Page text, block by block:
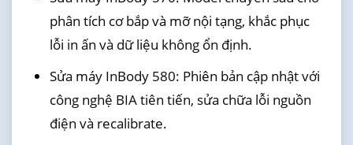
phân tích cơ bắp và mỡ nội tạng, khắc phục
lỗi in ấn và dữ liệu không ổn định.
Sửa máy InBody 580: Phiên bản cập nhật với
công nghệ BIA tiên tiến, sửa chữa lỗi nguồn
điện và recalibrate.